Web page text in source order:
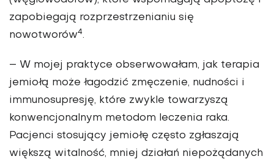
zapobiegają rozprzestrzenianiu się
nowotworów4.
– W mojej praktyce obserwowałam, jak terapia
jemiołą może łagodzić zmęczenie, nudności i
immunosupresję, które zwykle towarzyszą
konwencjonalnym metodom leczenia raka.
Pacjenci stosujący jemiołę często zgłaszają
większą witalność, mniej działań niepożądanych